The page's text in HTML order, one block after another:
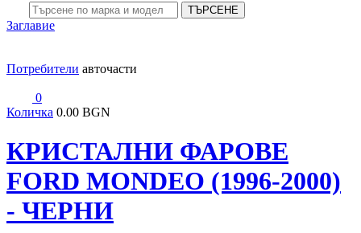
ТЪРСЕНЕ
Заглавие
Потребители авточасти
0
Количка 0.00 BGN
КРИСТАЛНИ ФАРОВЕ
FORD MONDEO (1996-2000)
- ЧЕРНИ